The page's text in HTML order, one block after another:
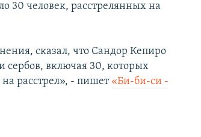
30 человек, расстрелянных на
сказал, что Сандор Кепиро
сербов, включая 30, которых
на расстрел», - пишет «Би-би-си -